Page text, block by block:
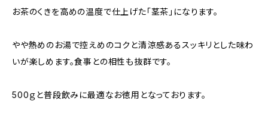
お茶のくきを高めの温度で仕上げた「茎茶」になります。
やや熱めのお湯で控えめのコクと清涼感あるスッキリとした味わ
いが楽しめます。食事との相性も抜群です。
500ｇと普段飲みに最適なお徳用となっております。